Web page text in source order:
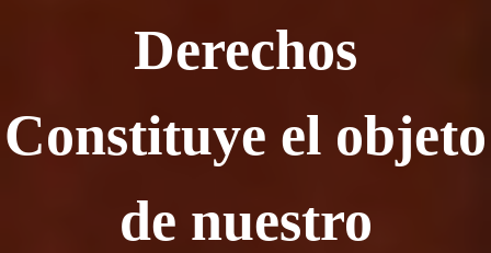
Derechos
Constituye el objeto
de nuestro